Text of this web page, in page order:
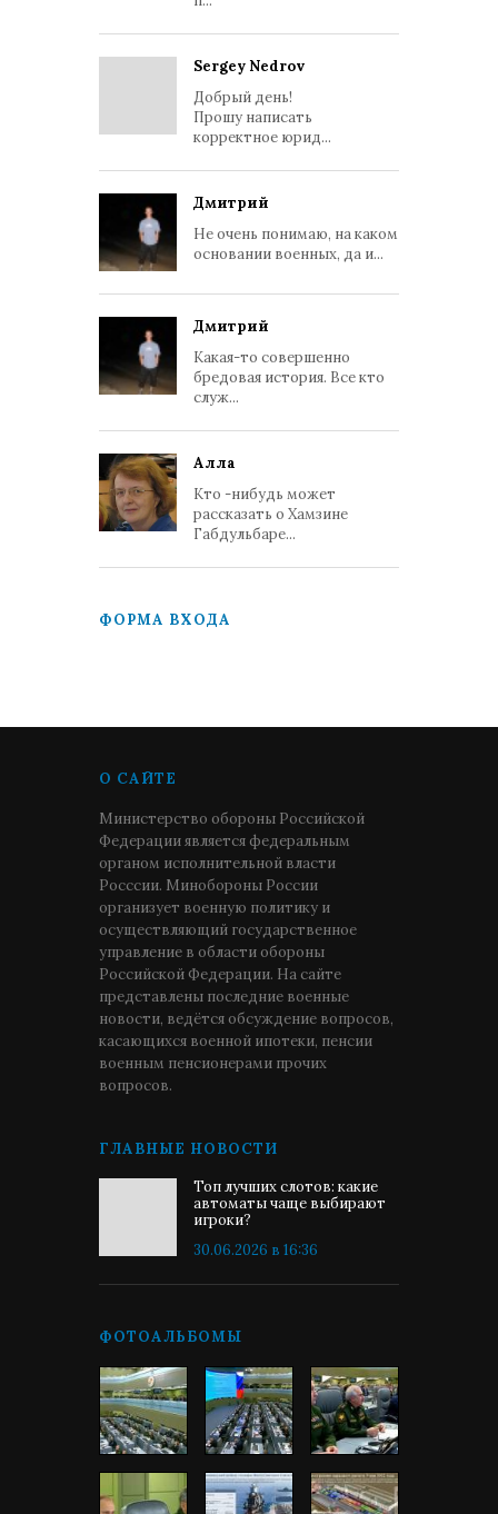
Sergey Nedrov
Добрый день!
Прошу написать
корректное юрид...
Дмитрий
Не очень понимаю, на каком
основании военных, да и...
Дмитрий
Какая-то совершенно
бредовая история. Все кто
служ...
Алла
Кто -нибудь может
рассказать о Хамзине
Габдульбаре...
ФОРМА ВХОДА
О САЙТЕ
Министерство обороны Российской
Федерации является федеральным
органом исполнительной власти
Росссии. Минобороны России
организует военную политику и
осуществляющий государственное
управление в области обороны
Российской Федерации. На сайте
представлены последние военные
новости, ведётся обсуждение вопросов,
касающихся военной ипотеки, пенсии
военным пенсионерами прочих
вопросов.
ГЛАВНЫЕ НОВОСТИ
Топ лучших слотов: какие
автоматы чаще выбирают
игроки?
30.06.2026 в 16:36
ФОТОАЛЬБОМЫ